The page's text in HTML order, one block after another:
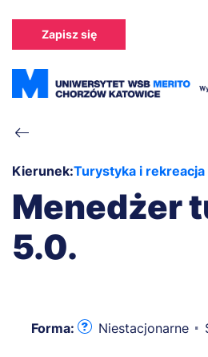
treści
Zapisz się
Ścieżka
nawigacyjna
Kierunek:Turystyka i rekreacja
Menedżer
5.0.
Forma: Niestacjonarne